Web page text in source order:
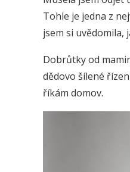
Tohle je jedna z
jsem si uvědomila,
Dobrůtky od
dědovo šílené
říkám domov.